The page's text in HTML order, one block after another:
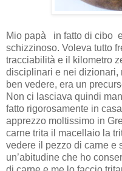
Mio papà
in fatto di cibo
schizzinoso. Voleva tutto
tracciabilità e il kilometro
disciplinari e nei dizionari,
ben vedere, era un
Non ci lasciava quindi
fatto rigorosamente in
apprezzo moltissimo in
carne trita il macellaio la
vedere il pezzo di carne e
un’abitudine che ho